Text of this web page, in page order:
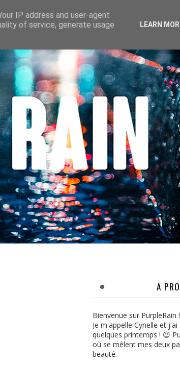
CONTACT
A
Bienvenue sur PurpleRain !
Je m'appelle Cyrielle et j'ai
quelques printemps ! 😉
où se mêlent mes deux
beauté.
IP address and user-agent
of service, generate usage
LEARN